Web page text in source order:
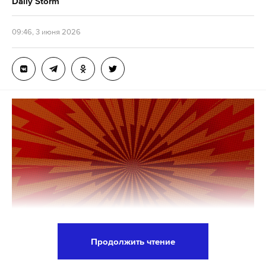
Подпишитесь на Daily Storm вMAX. Он
работает там, где тормозит интернет.
А еще мы есть вTelegram,ДзениVK.
Макс
Дзен VK
#атака беспилотников #смоленская область #мчс
09:46, 3 июня 2026
Продолжить чтение